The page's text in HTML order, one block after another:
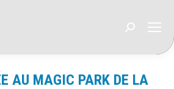
Recherche
AU MAGIC PARK DE LA